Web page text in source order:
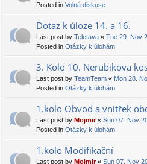
Posted in Volná diskuse
Dotaz k úloze 14. a 16.
Last post by Teletava « Tue 29. Nov
Posted in Otázky k úlohám
3. Kolo 10. Nerubikova
Last post by TeamTeam « Mon 28.
Posted in Otázky k úlohám
1.kolo Obvod a vnitřek
Last post by Mojmir« Sun 07. Nov
Posted in Otázky k úlohám
1.kolo Modifikační
Last post by Mojmir« Sun 07. Nov